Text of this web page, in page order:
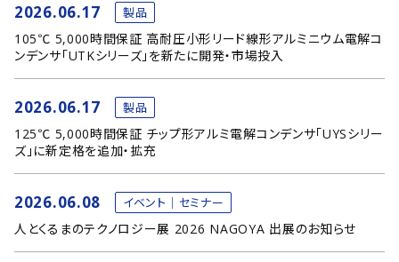
2026.06.17 製品
105℃ 5,000時間保証 高耐圧小形リード線形アルミニウム電解コ
ンデンサ「UTKシリーズ」を新たに開発・市場投入
2026.06.17 製品
125℃ 5,000時間保証 チップ形アルミ電解コンデンサ「UYSシリー
ズ」に新定格を追加・拡充
2026.06.08 イベント｜セミナー
人とくるまのテクノロジー展 2026 NAGOYA 出展のお知らせ